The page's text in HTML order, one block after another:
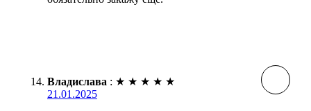
Владислава : ★ ★ ★ ★ ★
21.01.2025